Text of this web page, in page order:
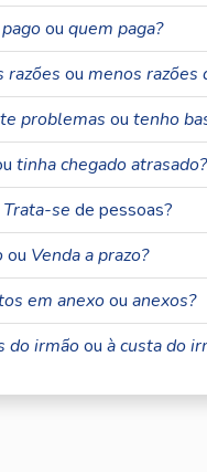
ou quem paga?
razões ou menos razões
problemas ou tenho
tinha chegado atrasado?
Trata-se de pessoas?
ou Venda a prazo?
em anexoou anexos?
do irmãoou à custa do